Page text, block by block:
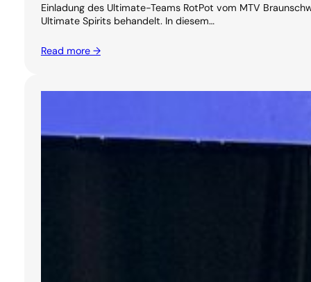
Einladung des Ultimate-Teams RotPot vom MTV
Ultimate Spirits behandelt. In diesem…
Read more →